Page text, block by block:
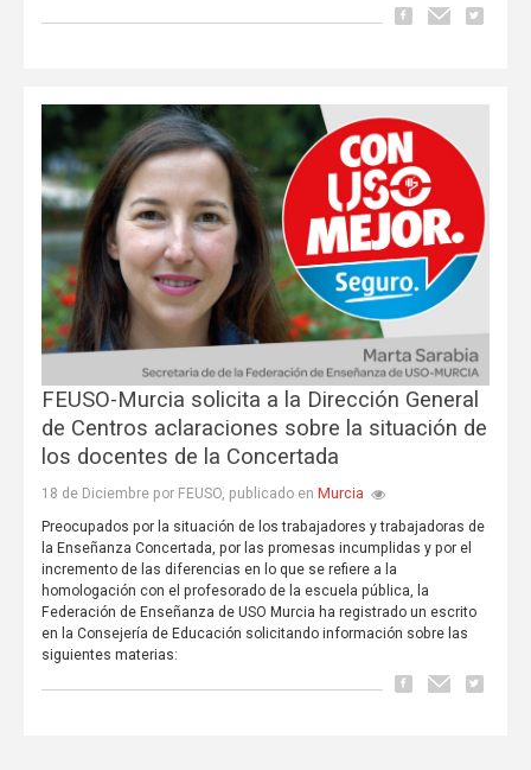
FEUSO-Murcia solicita a la Dirección General
de Centros aclaraciones sobre la situación de
los docentes de la Concertada
18 de Diciembre por FEUSO, publicado en Murcia
Preocupados por la situación de los trabajadores y trabajadoras de
la Enseñanza Concertada, por las promesas incumplidas y por el
incremento de las diferencias en lo que se refiere a la
homologación con el profesorado de la escuela pública, la
Federación de Enseñanza de USO Murcia ha registrado un escrito
en la Consejería de Educación solicitando información sobre las
siguientes materias: